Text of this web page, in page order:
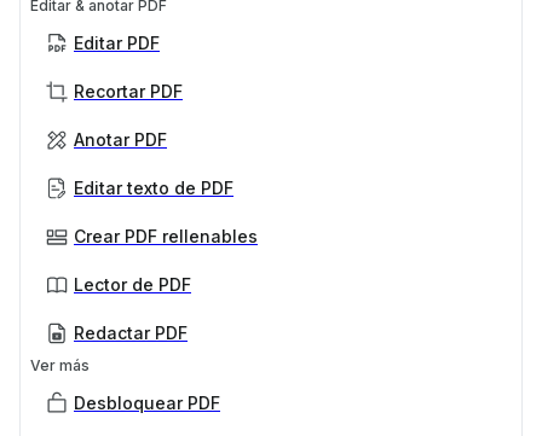
Editar & anotar PDF
Editar PDF
Recortar PDF
Anotar PDF
Editar texto de PDF
Crear PDF rellenables
Lector de PDF
Redactar PDF
Ver más
Desbloquear PDF